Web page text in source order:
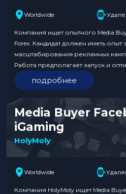
Worldwide
Компания ищет опытного Media
Forex. Кандидат должен иметь опыт
масштабирования рекламных
Работа предполагает запуск и
кампаний, анализ эффективности
метрик. Команда предлагает
гибким графиком и высоким
Обязанности: Требования к
Откликнуться…
подробнее
Media Buyer
iGaming
HolyMoly
Worldwide
Компания HolyMoly ищет Media